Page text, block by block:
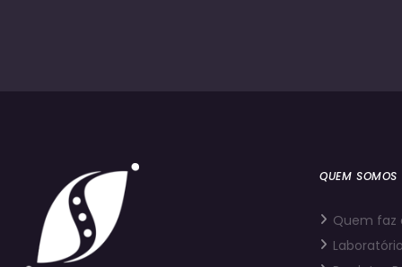
QUEM SOMOS
Quem faz